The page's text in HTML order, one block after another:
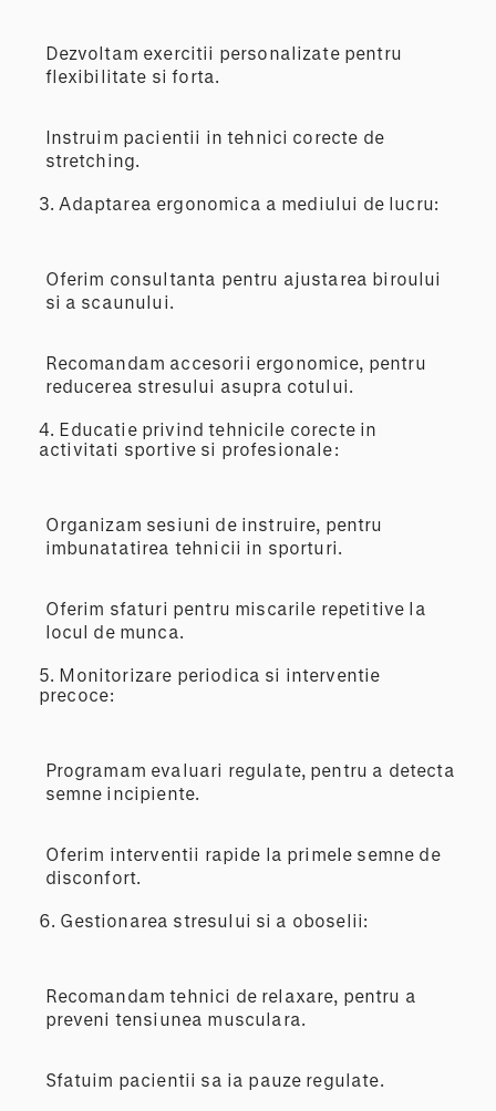
Dezvoltam exercitii personalizate pentru
flexibilitate si forta.
Instruim pacientii in tehnici corecte de
stretching.
3. Adaptarea ergonomica a mediului de lucru:
Oferim consultanta pentru ajustarea biroului
si a scaunului.
Recomandam accesorii ergonomice, pentru
reducerea stresului asupra cotului.
4. Educatie privind tehnicile corecte in
activitati sportive si profesionale:
Organizam sesiuni de instruire, pentru
imbunatatirea tehnicii in sporturi.
Oferim sfaturi pentru miscarile repetitive la
locul de munca.
5. Monitorizare periodica si interventie
precoce:
Programam evaluari regulate, pentru a detecta
semne incipiente.
Oferim interventii rapide la primele semne de
disconfort.
6. Gestionarea stresului si a oboselii:
Recomandam tehnici de relaxare, pentru a
preveni tensiunea musculara.
Sfatuim pacientii sa ia pauze regulate.